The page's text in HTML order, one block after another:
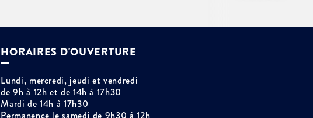
HORAIRES D'OUVERTURE
Lundi, mercredi, jeudi et vendredi
de 9h à 12h et de 14h à 17h30
Mardi de 14h à 17h30